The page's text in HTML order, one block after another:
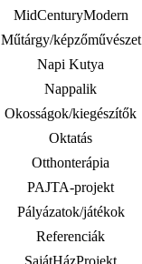
MidCenturyModern
Műtárgy/képzőművészet
Napi Kutya
Nappalik
Okosságok/kiegészítők
Oktatás
Otthonterápia
PAJTA-projekt
Pályázatok/játékok
Referenciák